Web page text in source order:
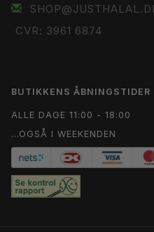
CVR: 3961 6874
BUTIKKENS ÅBNINGSTIDER
ALLE DAGE 11:00 - 18:00
...OGSÅ I WEEKENDEN